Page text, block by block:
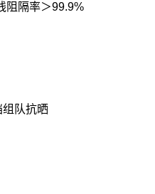
阻隔率＞99.9%
队抗晒